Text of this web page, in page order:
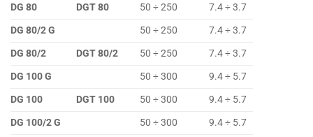
DG 80
DGT 80 50 ÷ 250
7.4 ÷ 3.7
DG 80/2 G
50 ÷ 250
7.4 ÷ 3.7
DG 80/2
DGT 80/2 50 ÷ 250
7.4 ÷ 3.7
DG 100 G
50 ÷ 300
9.4 ÷ 5.7
DG 100
DGT 100 50 ÷ 300
9.4 ÷ 5.7
DG 100/2 G
50 ÷ 300
9.4 ÷ 5.7